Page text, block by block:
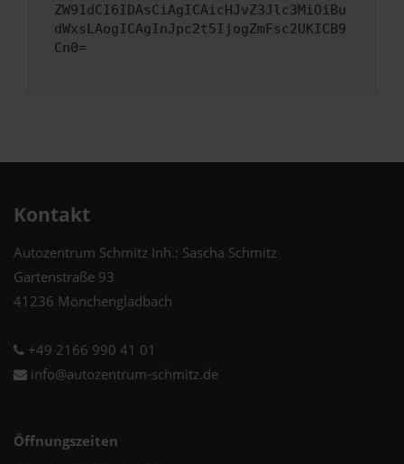
ZW91dCI6IDAsCiAgICAicHJvZ3Jlc3MiOiBu
dWxsLAogICAgInJpc2t5IjogZmFsc2UKICB9
Cn0=
Kontakt
Autozentrum Schmitz Inh.: Sascha Schmitz
Gartenstraße 93
41236 Mönchengladbach
+49 2166 990 41 01
info@autozentrum-schmitz.de
Öffnungszeiten